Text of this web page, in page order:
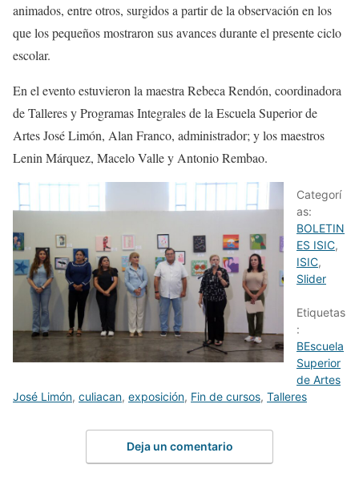
animados, entre otros, surgidos a partir de la observación en los
que los pequeños mostraron sus avances durante el presente ciclo
escolar.
En el evento estuvieron la maestra Rebeca Rendón, coordinadora
de Talleres y Programas Integrales de la Escuela Superior de
Artes José Limón, Alan Franco, administrador; y los maestros
Lenin Márquez, Macelo Valle y AntonioRembao.
Categorí
as:
BOLETIN
ES ISIC,
ISIC,
Slider
Etiquetas
:
BEscuela
Superior
de Artes
José Limón, culiacan, exposición, Fin de cursos, Talleres
Deja un comentario